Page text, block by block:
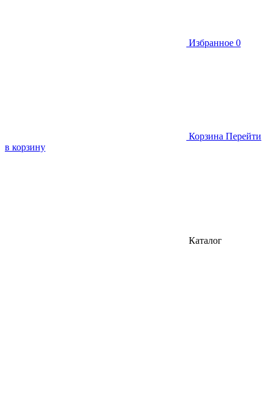
Избранное 0
Корзина Перейти
в корзину
Каталог